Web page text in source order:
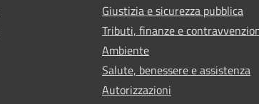
Giustizia e sicurezza pubblica
Tributi, finanze e
Ambiente
Salute, benessere e assistenza
Autorizzazioni